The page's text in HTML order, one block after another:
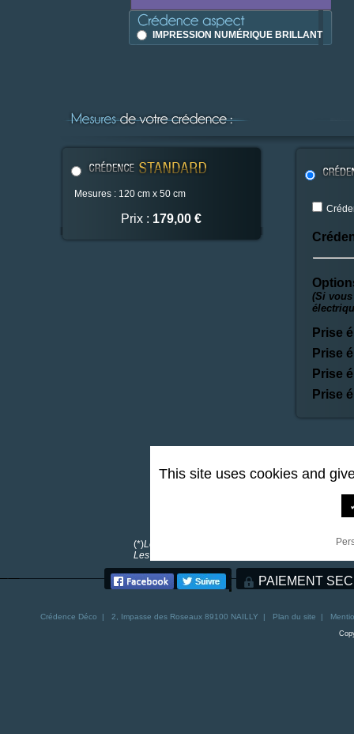
IMPRESSION NUMÉRIQUE BRILLANT
Mesures : 120 cm x 50 cm
Prix : 179,00 €
(Si
Prise
Prise
Prise
Prise
(*)Les frais de port sont offerts pour toutes
Les frais de port pour la Corse sont de 30€. Les
PAIEMENT
Crédence Déco | 2, Impasse des Roseaux 89100 NAILLY | Plan du site |
This site uses cookies and